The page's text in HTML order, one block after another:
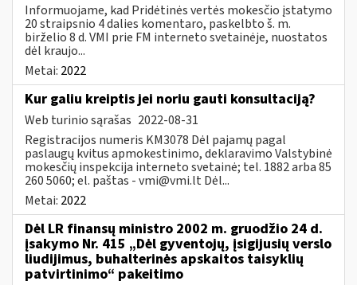
Informuojame, kad Pridėtinės vertės mokesčio įstatymo
20 straipsnio 4 dalies komentaro, paskelbto š. m.
birželio 8 d. VMI prie FM interneto svetainėje, nuostatos
dėl kraujo...
Metai: 2022
Kur galiu kreiptis jei noriu gauti konsultaciją?
Web turinio sąrašas 2022-08-31
Registracijos numeris KM3078 Dėl pajamų pagal
paslaugų kvitus apmokestinimo, deklaravimo Valstybinė
mokesčių inspekcija interneto svetainė; tel. 1882 arba 85
260 5060; el. paštas -vmi@vmi.ltDėl...
Metai: 2022
Dėl LR finansų ministro 2002 m. gruodžio 24 d.
įsakymo Nr. 415 „Dėl gyventojų, įsigijusių verslo
liudijimus, buhalterinės apskaitos taisyklių
patvirtinimo“ pakeitimo